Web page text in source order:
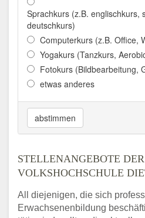
Adresse: Stadtplatz 1,
Adresse:
KREIS-
Sprachkurs (z.B. englischkurs,
deutschkurs)
Computerkurs (z.B. Office,
Yogakurs (Tanzkurs,
Fotokurs (Bildbearbeitung,
etwas anderes
abstimmen
STELLENANGEBOTE DER
VOLKSHOCHSCHULE
All diejenigen, die sich
Erwachsenenbildung